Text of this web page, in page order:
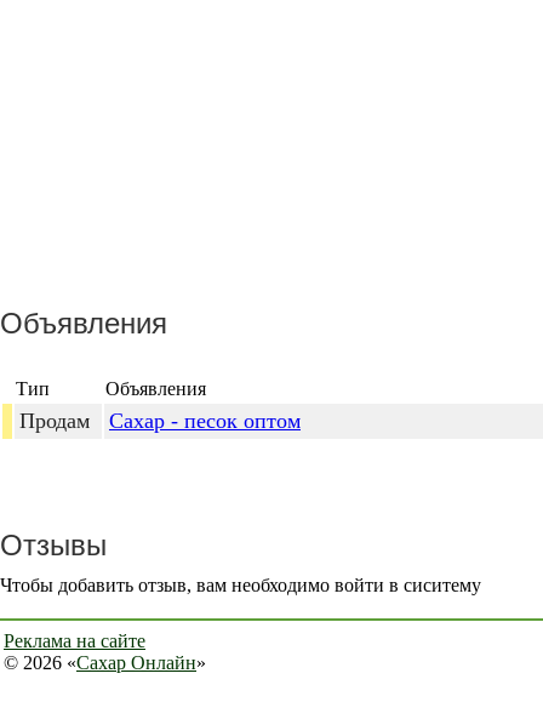
Объявления
Тип Объявления
Продам Сахар - песок оптом
Отзывы
Чтобы добавить отзыв, вам необходимо войти в сиситему
Реклама на сайте
© 2026 «Сахар Онлайн»